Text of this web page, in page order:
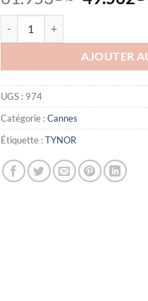
était :
AJOUTER
UGS : 974
Catégorie :Cannes
Étiquette :TYNOR